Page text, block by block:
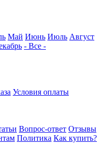
Май Июнь Июль Август
- Все -
Условия оплаты
Вопрос-ответ Отзывы
Политика Как купить?